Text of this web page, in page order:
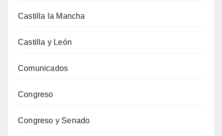
Castilla la Mancha
Castilla y León
Comunicados
Congreso
Congreso y Senado